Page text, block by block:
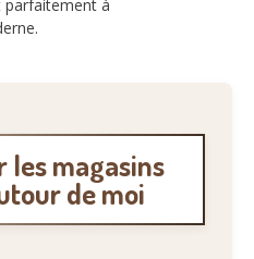
parfaitement à
les magasins
de moi